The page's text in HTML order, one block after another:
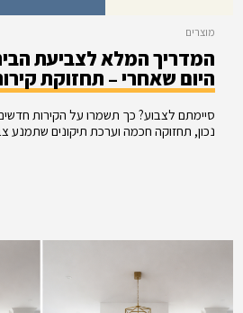
מוצרים
היום שאחרי – תחזוקת
סיימתם לצבוע? כך תשמרו על הקירות חדשים
נכון, תחזוקה חכמה וערכת תיקונים שתמנע